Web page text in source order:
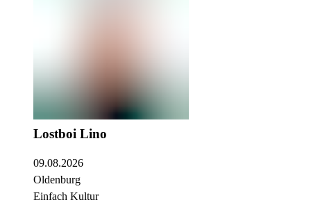
Lostboi Lino
09.08.2026
Oldenburg
Einfach Kultur